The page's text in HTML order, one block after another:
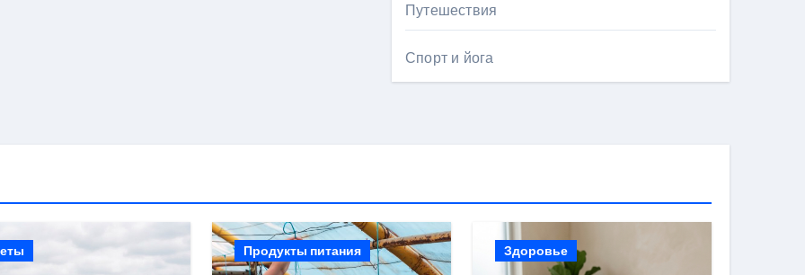
Путешествия
Спорт и йога
Продукты питания Здоровье